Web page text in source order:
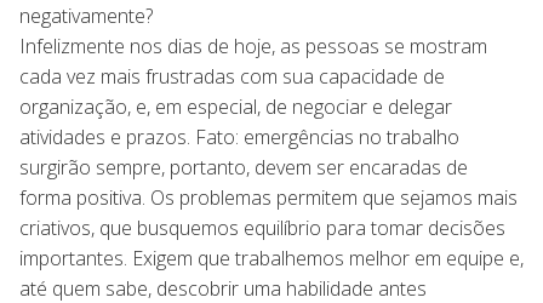
negativamente?
Infelizmente nos dias de hoje, as pessoas se mostram
cada vez mais frustradas com sua capacidade de
organização, e, em especial, de negociar e delegar
atividades e prazos. Fato: emergências no trabalho
surgirão sempre, portanto, devem ser encaradas de
forma positiva. Os problemas permitem que sejamos mais
criativos, que busquemos equilíbrio para tomar decisões
importantes. Exigem que trabalhemos melhor em equipe e,
até quem sabe, descobrir uma habilidade antes